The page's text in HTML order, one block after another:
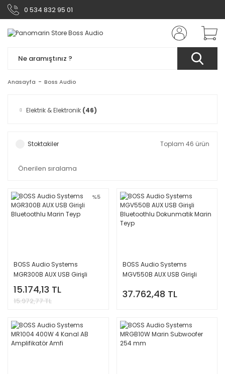
0 534 832 95 01
Anasayfa Boss Audio
Elektrik & Elektronik (46)
Stoktakiler Toplam 46 ürün
%5
BOSS Audio Systems
MGR300B AUX USB Girişli
Bluetoothlu Marin Teyp
15.174,13 TL
15.972,77 TL
BOSS Audio Systems
MGV550B AUX USB Girişli
Marin Teyp
37.762,48 TL